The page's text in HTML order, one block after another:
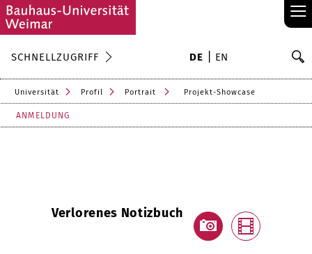
≡
SCHNELLZUGRIFF DE EN
Universität Profil Portrait Projekt-Showcase
ANMELDUNG
Verlorenes Notizbuch